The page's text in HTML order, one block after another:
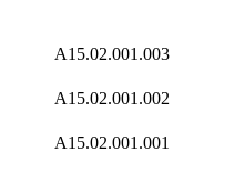
A15.02.001.003
A15.02.001.002
A15.02.001.001